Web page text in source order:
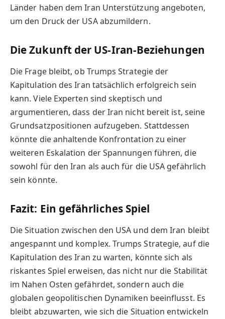
Länder haben dem Iran Unterstützung angeboten,
um den Druck der USA abzumildern.
Die Zukunft der US-Iran-Beziehungen
Die Frage bleibt, ob Trumps Strategie der
Kapitulation des Iran tatsächlich erfolgreich sein
kann. Viele Experten sind skeptisch und
argumentieren, dass der Iran nicht bereit ist, seine
Grundsatzpositionen aufzugeben. Stattdessen
könnte die anhaltende Konfrontation zu einer
weiteren Eskalation der Spannungen führen, die
sowohl für den Iran als auch für die USA gefährlich
sein könnte.
Fazit: Ein gefährliches Spiel
Die Situation zwischen den USA und dem Iran bleibt
angespannt und komplex. Trumps Strategie, auf die
Kapitulation des Iran zu warten, könnte sich als
riskantes Spiel erweisen, das nicht nur die Stabilität
im Nahen Osten gefährdet, sondern auch die
globalen geopolitischen Dynamiken beeinflusst. Es
bleibt abzuwarten, wie sich die Situation entwickeln